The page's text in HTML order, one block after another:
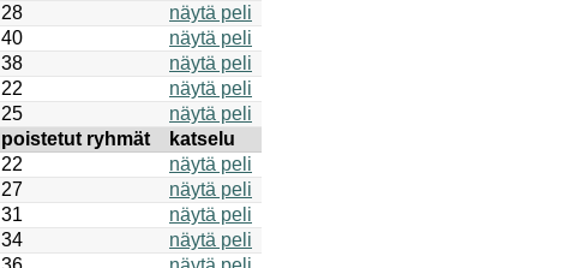
28
näytä peli
40
näytä peli
38
näytä peli
22
näytä peli
25
näytä peli
poistetut ryhmät
katselu
22
näytä peli
27
näytä peli
31
näytä peli
34
näytä peli